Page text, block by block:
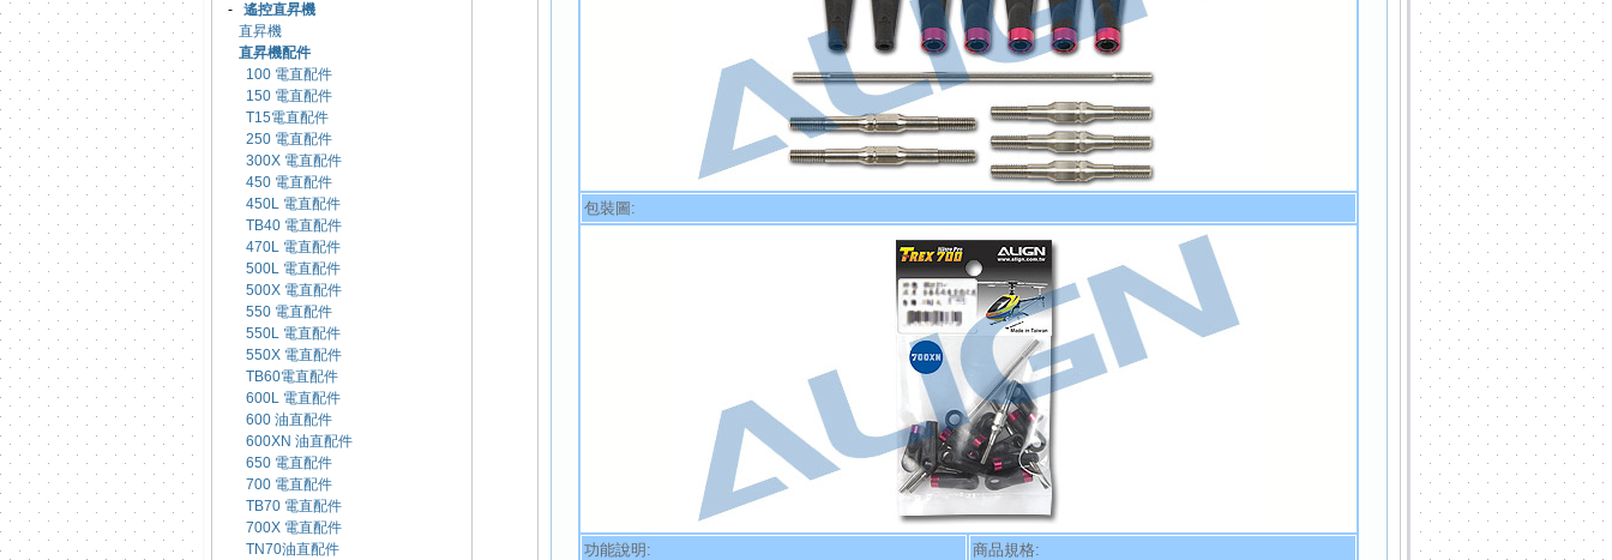
- 遙控直昇機
直昇機
直昇機配件
100 電直配件
150 電直配件
T15電直配件
250 電直配件
300X 電直配件
450 電直配件
450L 電直配件
TB40 電直配件
470L 電直配件
500L 電直配件
500X 電直配件
550 電直配件
550L 電直配件
550X 電直配件
TB60電直配件
600L 電直配件
600 油直配件
600XN 油直配件
650 電直配件
700 電直配件
TB70 電直配件
700X 電直配件
TN70油直配件
包裝圖:
功能說明:
商品規格: